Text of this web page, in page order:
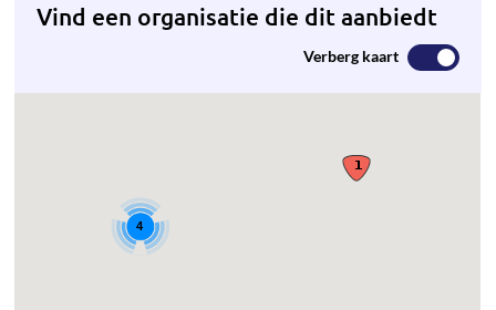
Vind een organisatie die dit aanbiedt
Verberg kaart
4